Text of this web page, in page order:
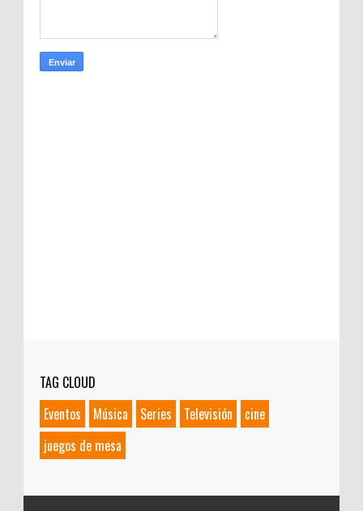
TAG CLOUD
Eventos
Música Series Televisión
cine
juegos de mesa